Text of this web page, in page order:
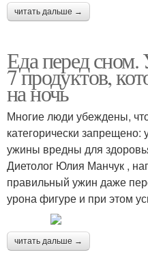
читать дальше →
Еда перед
7 продуктов,
на ночь
Многие люди убеждены,
категорически
ужины вредны для
Диетолог Юлия Манчук ,
правильный ужин даже
урона фигуре и при этом
читать дальше →